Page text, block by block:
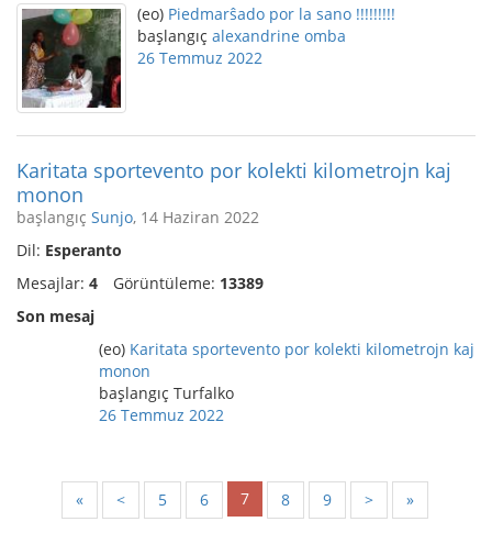
(eo) Piedmarŝado por la sano !!!!!!!!!
başlangıç alexandrine omba
26 Temmuz 2022
Karitata sportevento por kolekti kilometrojn kaj
monon
başlangıç Sunjo, 14 Haziran 2022
Dil: Esperanto
Mesajlar: 4 Görüntüleme: 13389
Son mesaj
(eo) Karitata sportevento por kolekti kilometrojn kaj
monon
başlangıç Turfalko
26 Temmuz 2022
« < 5 6 7 8 9 > »